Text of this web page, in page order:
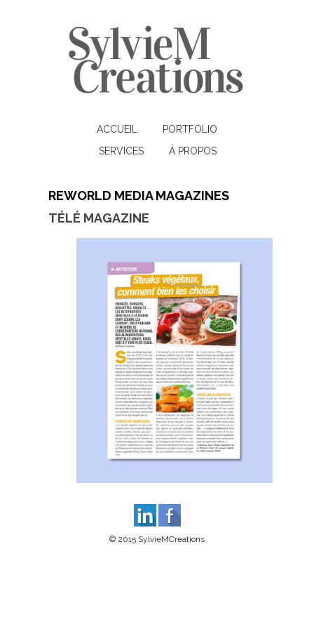
ACCUEIL
PORTFOLIO
SERVICES
À PROPOS
REWORLD MEDIA MAGAZINES
TÉLÉ MAGAZINE
© 2015 SylvieMCreations